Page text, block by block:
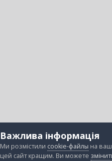
Важлива інформація
Ми розмістили cookie-файлы на
цей сайт кращим. Ви можете